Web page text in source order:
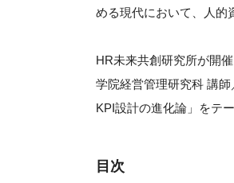
める現代において、人的
HR未来共創研究所が開
学院経営管理研究科 講
KPI設計の進化論」をテ
目次